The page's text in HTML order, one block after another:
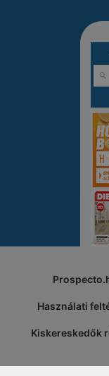
Használati
Kiskereskedők